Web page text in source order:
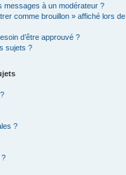
messages à un modérateur ?
comme brouillon » affiché lors de
d’être approuvé ?
sujets ?
?
?